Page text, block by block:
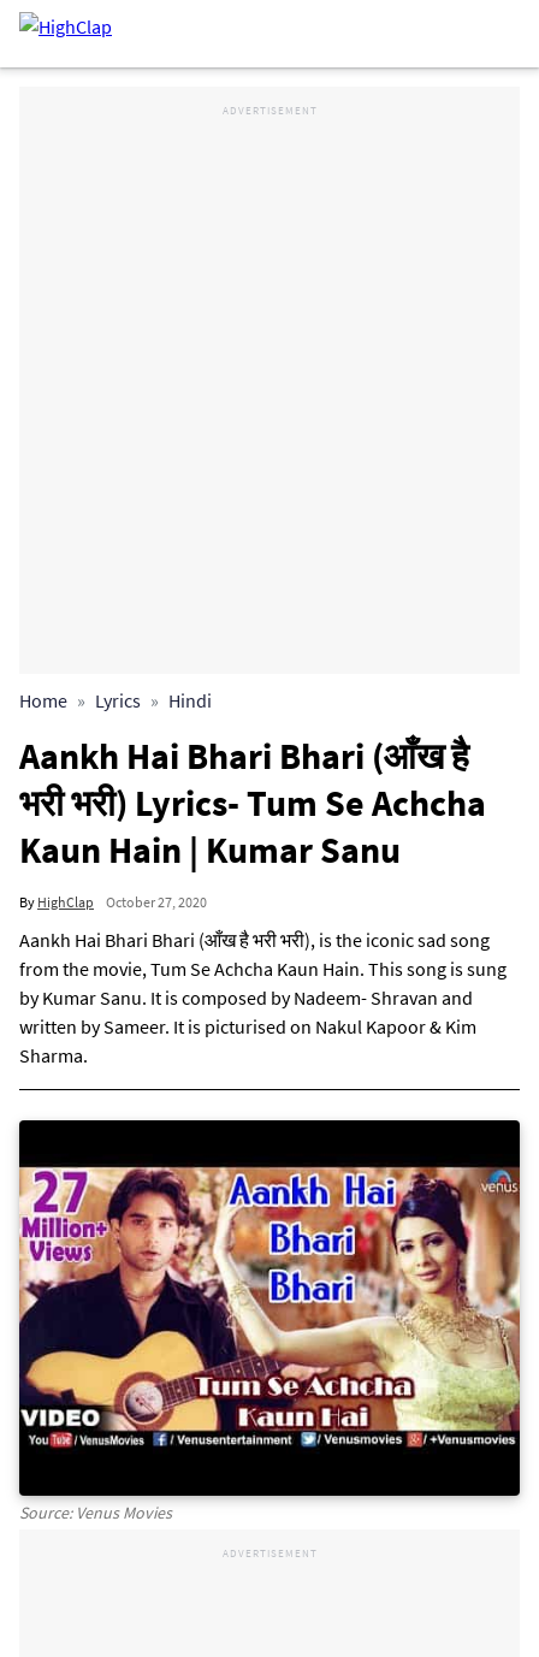
Home Lyrics Hindi
Aankh Hai Bhari Bhari (आँख है
भरी भरी) Lyrics- Tum Se Achcha
Kaun Hain | Kumar Sanu
By HighClap October 27, 2020
Aankh Hai Bhari Bhari (आँख है भरी भरी), is the iconic sad song
from the movie, Tum Se Achcha Kaun Hain. This song is sung
by Kumar Sanu. It is composed by Nadeem- Shravan and
written by Sameer. It is picturised on Nakul Kapoor & Kim
Sharma.
Source: Venus Movies